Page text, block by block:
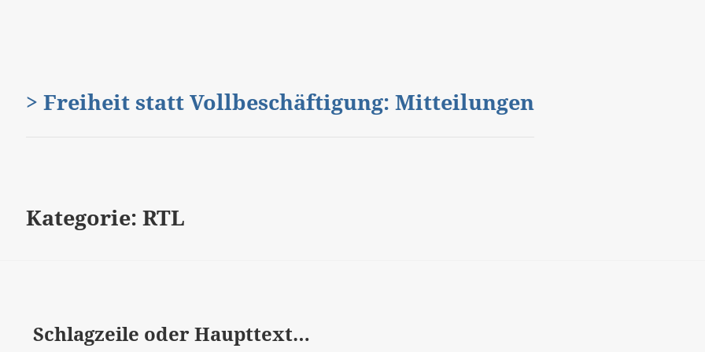
> Freiheit statt Vollbeschäftigung: Mitteilungen
Kategorie:RTL
Schlagzeile oder Haupttext…